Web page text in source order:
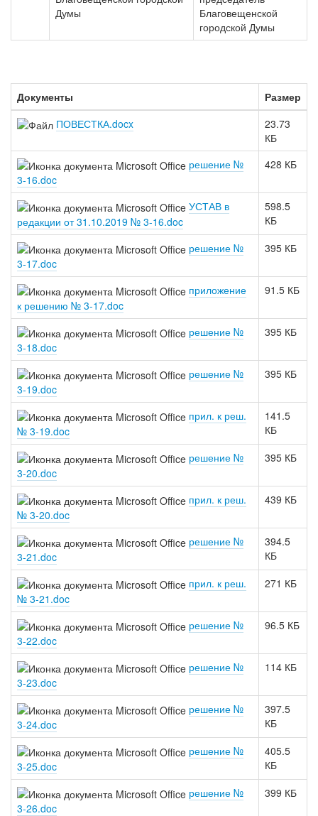
Думы
Благовещенской
городской Думы
Документы
Размер
ПОВЕСТКА.docx
23.73
КБ
решение №
3-16.doc
428 КБ
УСТАВ в
редакции от 31.10.2019 № 3-16.doc
598.5
КБ
решение №
3-17.doc
395 КБ
приложение
к решению № 3-17.doc
91.5 КБ
решение №
3-18.doc
395 КБ
решение №
3-19.doc
395 КБ
прил. к реш.
№ 3-19.doc
141.5
КБ
решение №
3-20.doc
395 КБ
прил. к реш.
№ 3-20.doc
439 КБ
решение №
3-21.doc
394.5
КБ
прил. к реш.
№ 3-21.doc
271 КБ
решение №
3-22.doc
96.5 КБ
решение №
3-23.doc
114 КБ
решение №
3-24.doc
397.5
КБ
решение №
3-25.doc
405.5
КБ
решение №
3-26.doc
399 КБ